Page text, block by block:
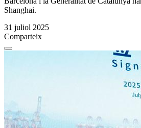
Shanghai.
31 juliol 2025
Comparteix